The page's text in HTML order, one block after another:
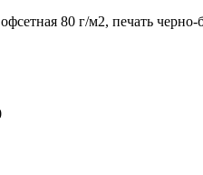
80 г/м2, печать черно-